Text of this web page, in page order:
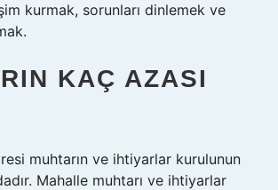
kurmak, sorunları dinlemek ve
KAÇ AZASI
muhtarın ve ihtiyarlar kurulunun
Mahalle muhtarı ve ihtiyarlar